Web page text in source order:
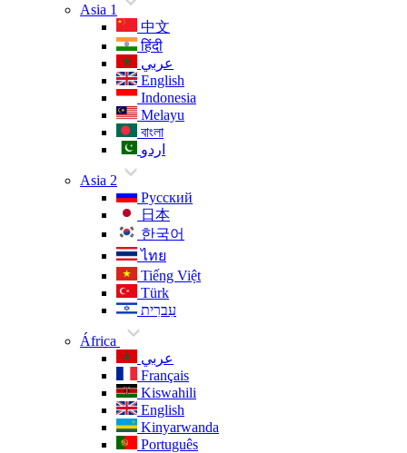
Asia 1
中文
हिंदी
عربي
English
Indonesia
Melayu
বাংলা
اردو
Asia 2
Русский
日本
한국어
ไทย
Tiếng Việt
Türk
עִברִית
África
عربي
Français
Kiswahili
English
Kinyarwanda
Português